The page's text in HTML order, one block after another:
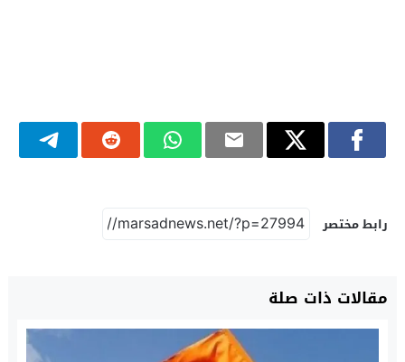
رابط مختصر
مقالات ذات صلة